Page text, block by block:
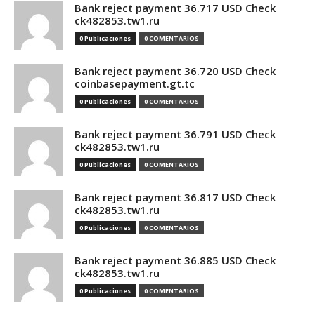
Bank reject payment 36.717 USD Check
ck482853.tw1.ru
0 Publicaciones 0 COMENTARIOS
Bank reject payment 36.720 USD Check
coinbasepayment.gt.tc
0 Publicaciones 0 COMENTARIOS
Bank reject payment 36.791 USD Check
ck482853.tw1.ru
0 Publicaciones 0 COMENTARIOS
Bank reject payment 36.817 USD Check
ck482853.tw1.ru
0 Publicaciones 0 COMENTARIOS
Bank reject payment 36.885 USD Check
ck482853.tw1.ru
0 Publicaciones 0 COMENTARIOS